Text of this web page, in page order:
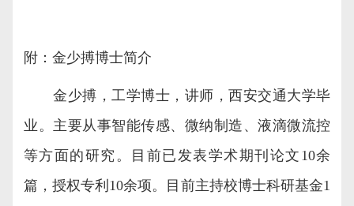
附：金少搏博士简介
金少搏，工学博士，讲师，西安交通大学毕
业。主要从事智能传感、微纳制造、液滴微流控
等方面的研究。目前已发表学术期刊论文 10余
篇，授权专利 10余项。目前主持校博士科研基金1